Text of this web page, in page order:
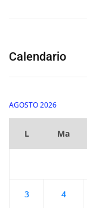
Calendario
AGOSTO 2026
L Ma
3 4